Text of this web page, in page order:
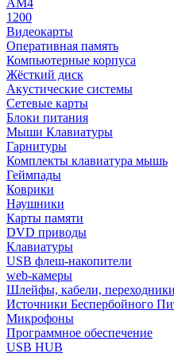
AM4
1200
Видеокарты
Оперативная память
Компьютерные корпуса
Жёсткий диск
Акустические системы
Сетевые карты
Блоки питания
Мыши Клавиатуры
Гарнитуры
Комплекты клавиатура мышь
Геймпады
Коврики
Наушники
Карты памяти
DVD приводы
Клавиатуры
USB флеш-накопители
web-камеры
Шлейфы, кабели,
Источники Беспербойного
Микрофоны
Программное обеспечение
USB HUB